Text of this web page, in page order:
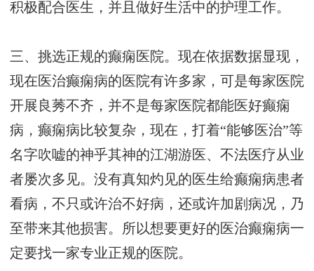
积极配合医生，并且做好生活中的护理工作。
三、挑选正规的癫痫医院。现在依据数据显现，
现在医治癫痫病的医院有许多家，可是每家医院
开展良莠不齐，并不是每家医院都能医好癫痫
病，癫痫病比较复杂，现在，打着“能够医治”等
名字吹嘘的神乎其神的江湖游医、不法医疗从业
者屡次多见。没有真知灼见的医生给癫痫病患者
看病，不只或许治不好病，还或许加剧病况，乃
至带来其他损害。所以想要更好的医治癫痫病一
定要找一家专业正规的医院。